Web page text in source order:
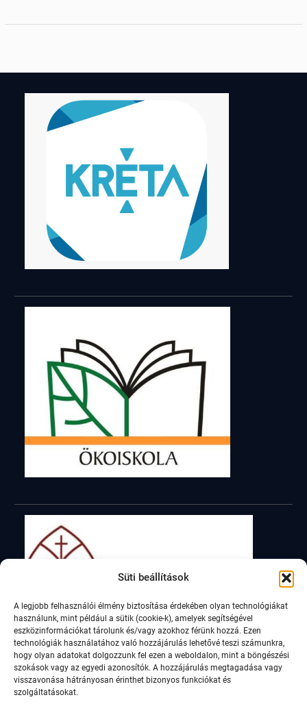
Süti beállítások
A legjobb felhasználói élmény biztosítása érdekében olyan technológiákat
használunk, mint például a sütik (cookie-k), amelyek segítségével
eszközinformációkat tárolunk és/vagy azokhoz férünk hozzá. Ezen
technológiák használatához való hozzájárulás lehetővé teszi számunkra,
hogy olyan adatokat dolgozzunk fel ezen a weboldalon, mint a böngészési
szokások vagy az egyedi azonosítók. A hozzájárulás megtagadása vagy
visszavonása hátrányosan érinthet bizonyos funkciókat és
szolgáltatásokat.